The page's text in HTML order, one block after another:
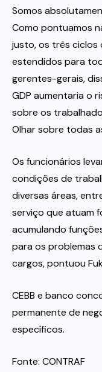
Somos
Como pontuamos
justo, os três ciclos
estendidos para
gerentes-gerais,
GDP aumentaria o
sobre os
Olhar sobre todas
Os funcionários
condições de
diversas áreas,
serviço que atuam
acumulando
para os problemas
cargos, pontuou
CEBB e banco
permanente de
específicos.
Fonte: CONTRAF